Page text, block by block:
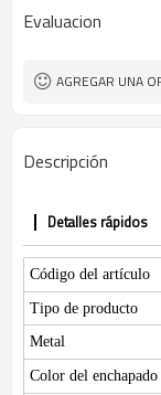
Evaluacion
AGREGAR UNA
Descripción
Detalles rápidos
Código del artículo
Tipo de producto
Metal
Color del enchapado